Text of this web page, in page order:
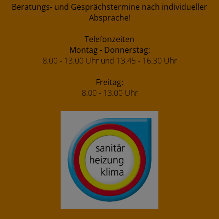
Beratungs- und Gesprächstermine nach individueller
Absprache!
Telefonzeiten
Montag - Donnerstag:
8.00 - 13.00 Uhr und 13.45 - 16.30 Uhr
Freitag:
8.00 - 13.00 Uhr